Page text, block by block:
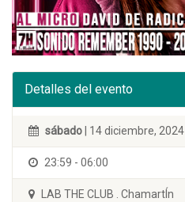
Detalles del evento
sábado | 14 diciembre, 2024
23:59 - 06:00
LAB THE CLUB . ChamartÍn